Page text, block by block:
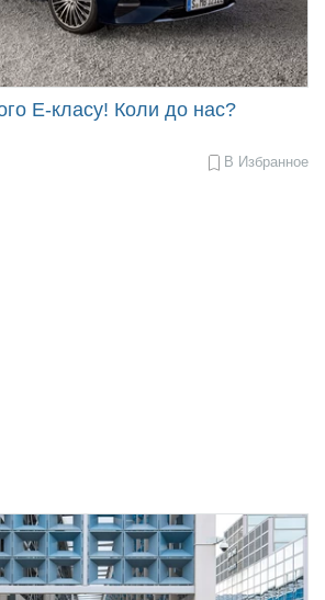
E-класу! Коли до нас?
В Избранное